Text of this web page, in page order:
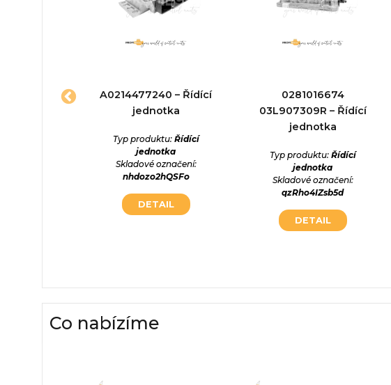
A0214477240 – Řídící
jednotka
Typ produktu: Řídící
jednotka
Skladové označení:
nhdozo2hQSFo
DETAIL
0281016674
03L907309R – Řídící
jednotka
Typ produktu: Řídící
jednotka
Skladové označení:
qzRho4IZsb5d
DETAIL
Co nabízíme